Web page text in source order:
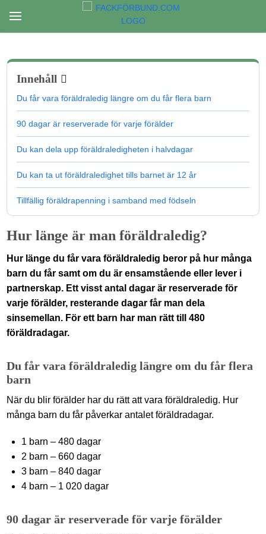
Innehåll
Du får vara föräldraledig längre om du får flera barn
90 dagar är reserverade för varje förälder
Du kan dela upp föräldraledigheten i halvdagar
Du kan ta ut föräldraledighet tills barnet är 12 år
Tillfällig föräldrapenning i samband med födseln
Hur länge är man föräldraledig?
Hur länge du får vara föräldraledig beror på hur många
barn du får samt om du är ensamstående eller lever i
partnerskap. Ett visst antal dagar är reserverade för
varje förälder, resterande dagar får man dela
sinsemellan. För ett barn har man rätt till 480
föräldradagar.
Du får vara föräldraledig längre om du får flera
barn
När du blir förälder har du rätt att vara föräldraledig. Hur
många barn du får påverkar antalet föräldradagar.
1 barn – 480 dagar
2 barn – 660 dagar
3 barn – 840 dagar
4 barn – 1 020 dagar
90 dagar är reserverade för varje förälder